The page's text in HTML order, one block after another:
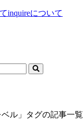
inquireについて
ベル」タグの記事一覧